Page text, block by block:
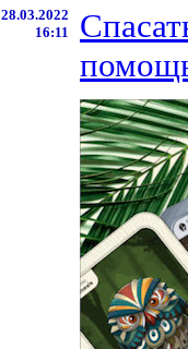
28.03.2022
16:11